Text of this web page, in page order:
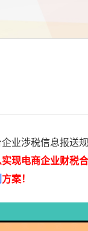
业涉税信息报送
现电商企业财税合
方案！